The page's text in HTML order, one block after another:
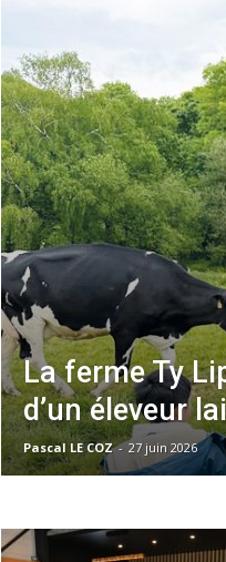
La ferme Ty
d’un éleveur
Pascal LE COZ - 27 juin 2026